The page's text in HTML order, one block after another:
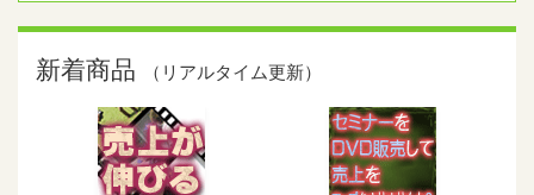
新着商品 （リアルタイム更新）